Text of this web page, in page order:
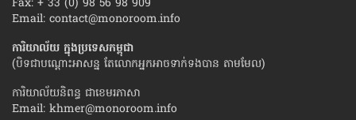
Fax: + 33 (0) 98 56 98 909
Email: contact@monoroom.info
ការិយាល័យ ក្នុង​ប្រទេស​កម្ពុជា
(បិទជាបណ្ដោះអាសន្ន តែលោកអ្នកអាចទាក់ទងបាន តាមមែល)
ការិយាល័យនិពន្ធ ជាខេមរភាសា
Email: khmer@monoroom.info